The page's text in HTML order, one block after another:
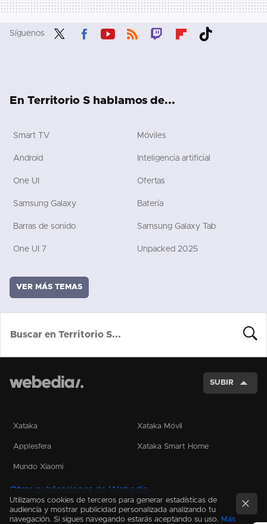
Síguenos
En Territorio S hablamos de...
Smart TV Móviles
Android Inteligencia artificial
One UI Ofertas
Samsung Galaxy Batería
Barras de sonido Samsung Galaxy Tab
One UI 7 Unpacked 2025
VER MÁS TEMAS
SUBIR
Xataka Xataka Móvil
Applesfera Xataka Smart Home
Mundo Xiaomi
Otras publicaciones de Webedia
Utilizamos cookies de terceros para generar estadísticas de
audiencia y mostrar publicidad personalizada analizando tu
navegación. Si sigues navegando estarás aceptando su uso. Más